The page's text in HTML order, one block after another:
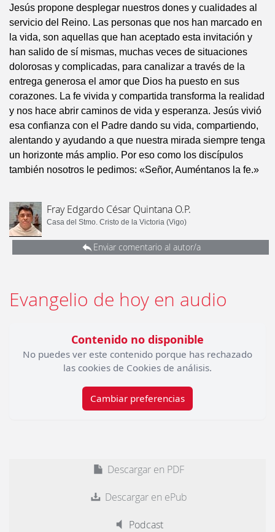
Jesús propone desplegar nuestros dones y cualidades al
servicio del Reino. Las personas que nos han marcado en
la vida, son aquellas que han aceptado esta invitación y
han salido de sí mismas, muchas veces de situaciones
dolorosas y complicadas, para canalizar a través de la
entrega generosa el amor que Dios ha puesto en sus
corazones. La fe vivida y compartida transforma la realidad
y nos hace abrir caminos de vida y esperanza. Jesús vivió
esa confianza con el Padre dando su vida, compartiendo,
alentando y ayudando a que nuestra mirada siempre tenga
un horizonte más amplio. Por eso como los discípulos
también nosotros le pedimos: «Señor, Auméntanos la fe.»
Fray Edgardo César Quintana O.P.
Casa del Stmo. Cristo de la Victoria (Vigo)
Enviar comentario al autor/a
Evangelio de hoy en audio
Contenido no disponible
No puedes ver este contenido porque has rechazado
las cookies de Cookies de análisis.
Cambiar preferencias
Descargar en PDF
Descargar en ePub
Podcast